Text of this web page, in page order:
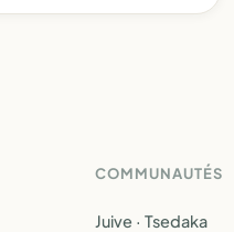
COMMUNAUTÉS
Juive · Tsedaka